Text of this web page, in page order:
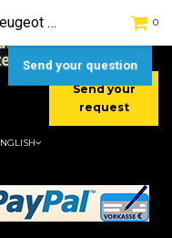
[+49] (0) 2232-5205
[+49] (0) 177 / 4080033
Send your
request
0
Getriebe Automatikgetriebe Peugeot 2008 1.2 81 kW Getriebecode 20GE13 TF-71SC
Send your question